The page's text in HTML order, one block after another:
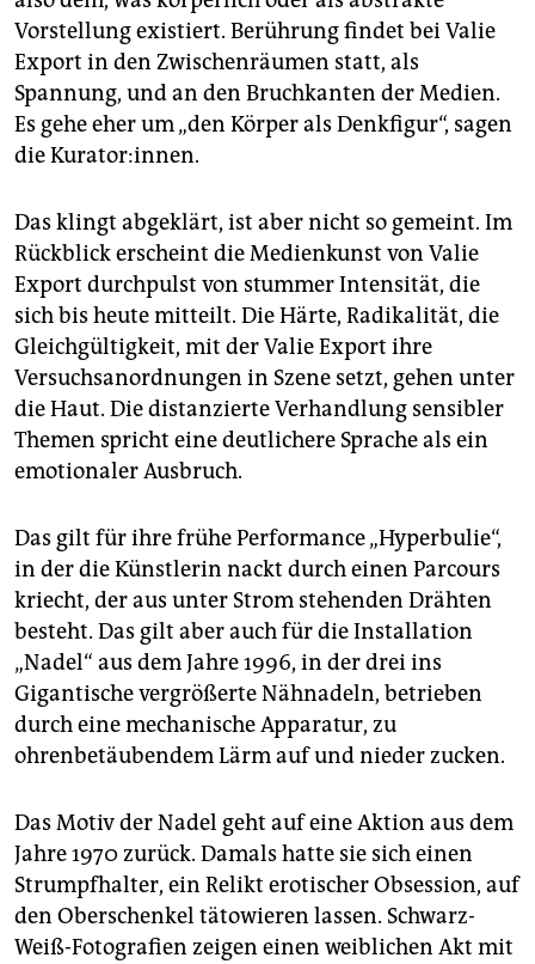
Vorstellung existiert. Berührung findet bei Valie
Export in den Zwischenräumen statt, als
Spannung, und an den Bruchkanten der Medien.
Es gehe eher um „den Körper als Denkfigur“, sagen
die Kurator:innen.
Das klingt abgeklärt, ist aber nicht so gemeint. Im
Rückblick erscheint die Medienkunst von Valie
Export durchpulst von stummer Intensität, die
sich bis heute mitteilt. Die Härte, Radikalität, die
Gleichgültigkeit, mit der Valie Export ihre
Versuchsanordnungen in Szene setzt, gehen unter
die Haut. Die distanzierte Verhandlung sensibler
Themen spricht eine deutlichere Sprache als ein
emotionaler Ausbruch.
Das gilt für ihre frühe Performance „Hyperbulie“,
in der die Künstlerin nackt durch einen Parcours
kriecht, der aus unter Strom stehenden Drähten
besteht. Das gilt aber auch für die Installation
„Nadel“ aus dem Jahre 1996, in der drei ins
Gigantische vergrößerte Nähnadeln, betrieben
durch eine mechanische Apparatur, zu
ohrenbetäubendem Lärm auf und nieder zucken.
Das Motiv der Nadel geht auf eine Aktion aus dem
Jahre 1970 zurück. Damals hatte sie sich einen
Strumpfhalter, ein Relikt erotischer Obsession, auf
den Oberschenkel tätowieren lassen. Schwarz-
Weiß-Fotografien zeigen einen weiblichen Akt mit